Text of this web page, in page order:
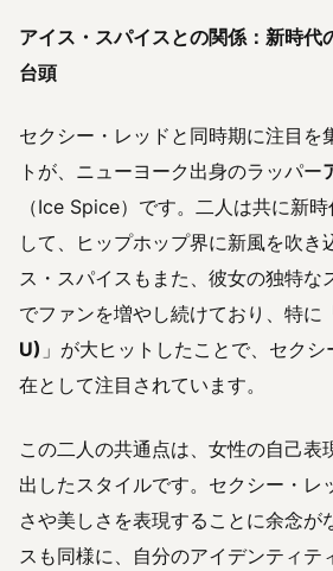
アイス・スパイスとの関係：新時代
台頭
セクシー・レッドと同時期に注目を
トが、ニューヨーク出身のラッパー
（Ice Spice）です。二人は共に新
して、ヒップホップ界に新風を吹き
ス・スパイスもまた、彼女の独特な
でファンを増やし続けており、特に
U) 」が大ヒットしたことで、セク
在として注目されています。
この二人の共通点は、女性の自己表
出したスタイルです。セクシー・レ
さや美しさを表現することに余念が
スも同様に、自分のアイデンティテ